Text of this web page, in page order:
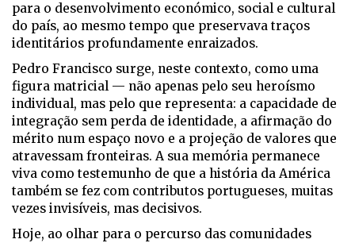
para o desenvolvimento económico, social e cultural
do país, ao mesmo tempo que preservava traços
identitários profundamente enraizados.
Pedro Francisco surge, neste contexto, como uma
figura matricial — não apenas pelo seu heroísmo
individual, mas pelo que representa: a capacidade de
integração sem perda de identidade, a afirmação do
mérito num espaço novo e a projeção de valores que
atravessam fronteiras. A sua memória permanece
viva como testemunho de que a história da América
também se fez com contributos portugueses, muitas
vezes invisíveis, mas decisivos.
Hoje, ao olhar para o percurso das comunidades